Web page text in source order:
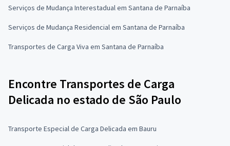
Serviços de Mudança Interestadual em Santana de Parnaíba
Serviços de Mudança Residencial em Santana de Parnaíba
Transportes de Carga Viva em Santana de Parnaíba
Encontre Transportes de Carga
Delicada no estado de São Paulo
Transporte Especial de Carga Delicada em Bauru